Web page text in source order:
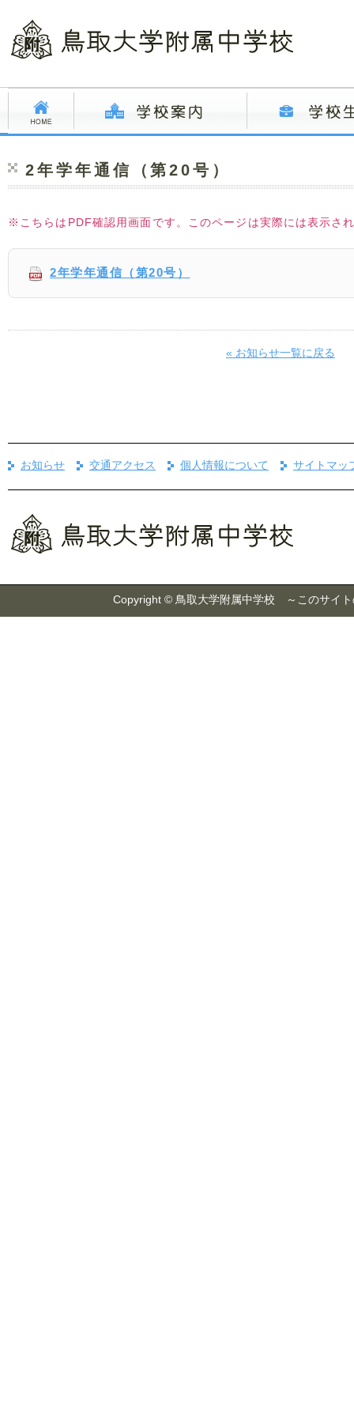
2年学年通信（第20号）
※こちらはPDF確認用画面です。このページは実際には表示さ
2年学年通信（第20号）
« お知らせ一覧に戻る
お知らせ 交通アクセス 個人情報について サイトマッ
Copyright © 鳥取大学附属中学校 ～このサイト